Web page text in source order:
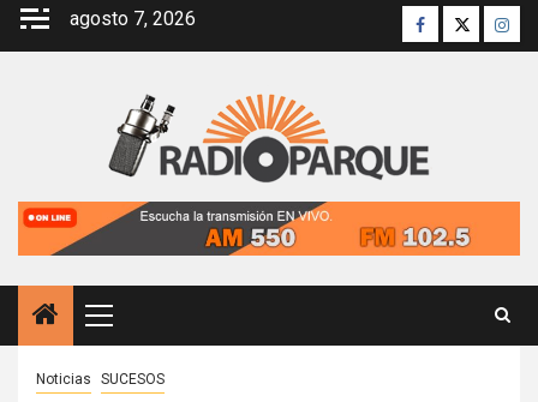
Saltar
agosto 7, 2026 Facebook
Twitter
Menú
principal
Noticias SUCESOS